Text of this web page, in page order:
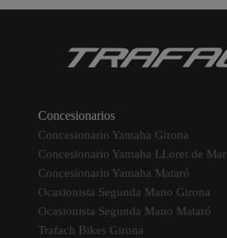
Concesionarios
Concesionario Yamaha Girona
Concesionario Yamaha LLoret de Mar
Concesionario Yamaha Mataró
Ocasionista Segunda Mano Girona
Ocasionista Segunda Mano Mataró
Trafach Bikes Girona